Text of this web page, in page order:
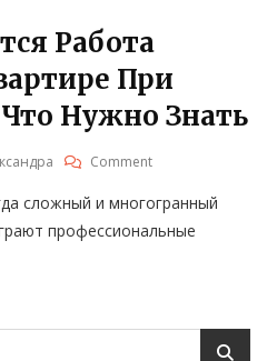
Работа
При
Нужно Знать
CommentOn
Оплачивается
Работа
Ремонте
сложный и многогранный
профессиональные